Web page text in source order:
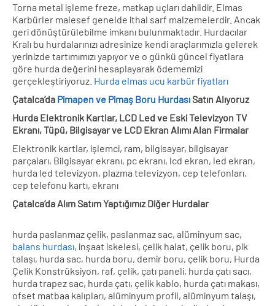
Torna metal işleme freze, matkap uçları dahildir. Elmas
Karbürler malesef genelde ithal sarf malzemelerdir. Ancak
geri dönüştürülebilme imkanı bulunmaktadır. Hurdacılar
Kralı bu hurdalarınızı adresinize kendi araçlarımızla gelerek
yerinizde tartımımızı yapıyor ve o günkü güncel fiyatlara
göre hurda değerini hesaplayarak ödememizi
gerçekleştiriyoruz. Hurda elmas ucu karbür fiyatları
Çatalca’da Pimapen ve Pimaş Boru HurdasıSatın Alıyoruz
Hurda Elektronik Kartlar, LCD Led ve Eski Televizyon TV
Ekranı, Tüpü, Bilgisayar ve LCD Ekran Alımı Alan Firmalar
Elektronik kartlar, işlemci, ram, bilgisayar, bilgisayar
parçaları, Bilgisayar ekranı, pc ekranı, lcd ekran, led ekran,
hurda led televizyon, plazma televizyon, cep telefonları,
cep telefonu kartı, ekranı
Çatalca’da Alım Satım Yaptığımız Diğer Hurdalar
hurda paslanmaz çelik, paslanmaz sac, alüminyum sac,
balans hurdası, inşaat iskelesi, çelik halat, çelik boru, pik
talaşı, hurda sac, hurda boru, demir boru, çelik boru, Hurda
Çelik Konstrüksiyon, raf, çelik, çatı paneli, hurda çatı sacı,
hurda trapez sac, hurda çatı, çelik kablo, hurda çatı makası,
ofset matbaa kalıpları, alüminyum profil, alüminyum talaşı,